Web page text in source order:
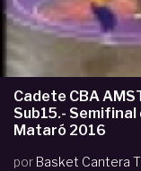
Cadete CBA
Sub15.- Semifinal
Mataró 2016
por Basket Cantera